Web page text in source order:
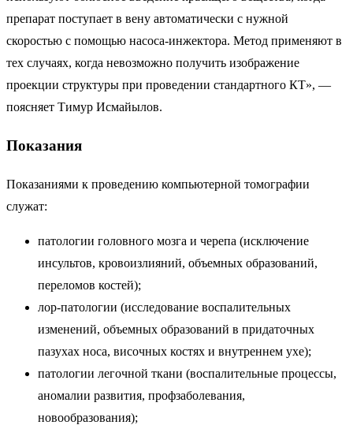
препарат поступает в вену автоматически с нужной
скоростью с помощью насоса-инжектора. Метод применяют в
тех случаях, когда невозможно получить изображение
проекции структуры при проведении стандартного КТ», —
поясняет Тимур Исмайылов.
Показания
Показаниями к проведению компьютерной томографии
служат:
патологии головного мозга и черепа (исключение
инсультов, кровоизлияний, объемных образований,
переломов костей);
лор-патологии (исследование воспалительных
изменений, объемных образований в придаточных
пазухах носа, височных костях и внутреннем ухе);
патологии легочной ткани (воспалительные процессы,
аномалии развития, профзаболевания,
новообразования);